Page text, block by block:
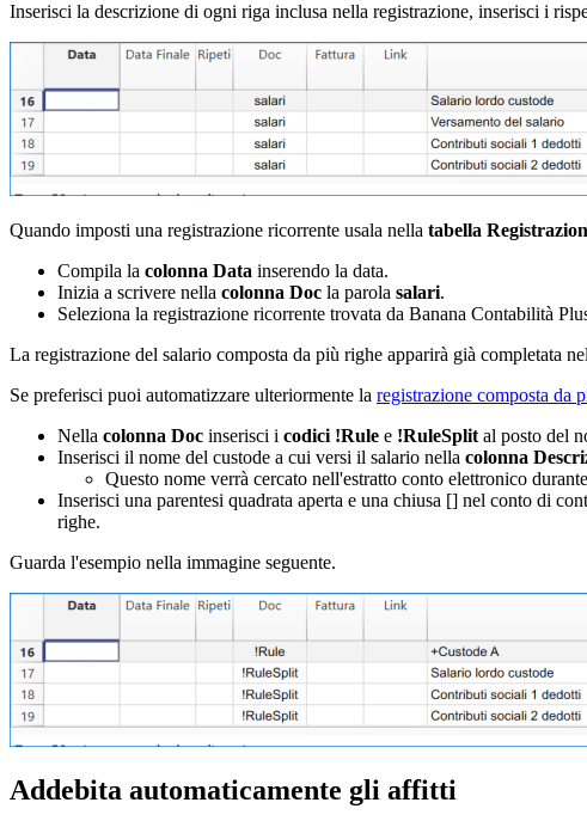
Inserisci la descrizione di ogni riga inclusa nella registrazione, inserisci i
Quando imposti una registrazione ricorrente usala nella tabella
Compila la colonna Data inserendo la data.
Inizia a scrivere nella colonna Doc la parola salari.
Seleziona la registrazione ricorrente trovata da Banana Contabilità
La registrazione del salario composta da più righe apparirà già completata
Se preferisci puoi automatizzare ulteriormente la registrazione composta da
Nella colonna Doc inserisci i codici !Rule e !RuleSplit al posto del
Inserisci il nome del custode a cui versi il salario nella colonna
Questo nome verrà cercato nell'estratto conto elettronico
Inserisci una parentesi quadrata aperta e una chiusa [] nel conto di
righe.
Guarda l'esempio nella immagine seguente.
Addebita automaticamente gli affitti